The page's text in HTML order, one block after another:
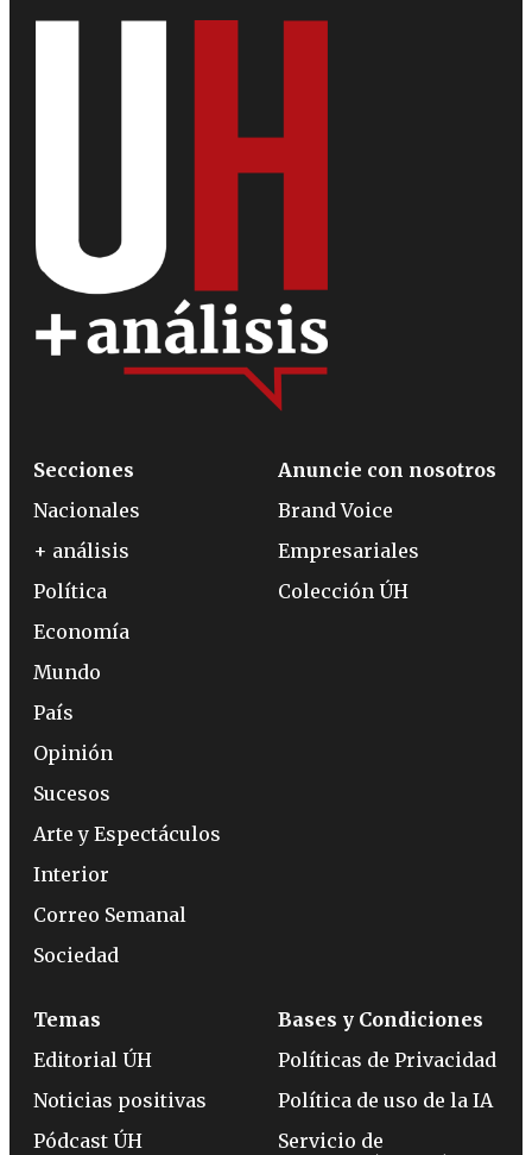
Secciones
Nacionales
+ análisis
Política
Economía
Mundo
País
Opinión
Sucesos
Arte y Espectáculos
Interior
Correo Semanal
Sociedad
Anuncie con nosotros
Brand Voice
Empresariales
Colección ÚH
Temas
Editorial ÚH
Noticias positivas
Pódcast ÚH
Bases y Condiciones
Políticas de Privacidad
Política de uso de la IA
Servicio de